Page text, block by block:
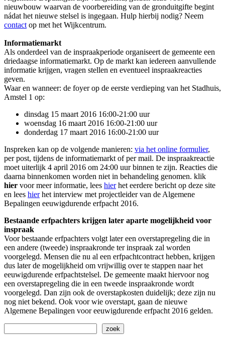
nieuwbouw waarvan de voorbereiding van de gronduitgifte begint
nádat het nieuwe stelsel is ingegaan. Hulp hierbij nodig? Neem
contact op met het Wijkcentrum.
Informatiemarkt
Als onderdeel van de inspraakperiode organiseert de gemeente een
driedaagse informatiemarkt. Op de markt kan iedereen aanvullende
informatie krijgen, vragen stellen en eventueel inspraakreacties
geven.
Waar en wanneer: de foyer op de eerste verdieping van het Stadhuis,
Amstel 1 op:
dinsdag 15 maart 2016 16:00-21:00 uur
woensdag 16 maart 2016 16:00-21:00 uur
donderdag 17 maart 2016 16:00-21:00 uur
Inspreken kan op de volgende manieren: via het online formulier,
per post, tijdens de informatiemarkt of per mail. De inspraakreactie
moet uiterlijk 4 april 2016 om 24:00 uur binnen te zijn. Reacties die
daarna binnenkomen worden niet in behandeling genomen. klik
hier voor meer informatie, lees hierhet eerdere bericht op deze site
en lees hierhet interview met projectleider van de Algemene
Bepalingen eeuwigdurende erfpacht 2016.
Bestaande erfpachters krijgen later aparte mogelijkheid voor
inspraak
Voor bestaande erfpachters volgt later een overstapregeling die in
een andere (tweede) inspraakronde ter inspraak zal worden
voorgelegd. Mensen die nu al een erfpachtcontract hebben, krijgen
dus later de mogelijkheid om vrijwillig over te stappen naar het
eeuwigdurende erfpachtstelsel. De gemeente maakt hiervoor nog
een overstapregeling die in een tweede inspraakronde wordt
voorgelegd. Dan zijn ook de overstapkosten duidelijk; deze zijn nu
nog niet bekend. Ook voor wie overstapt, gaan de nieuwe
Algemene Bepalingen voor eeuwigdurende erfpacht 2016 gelden.
zoek